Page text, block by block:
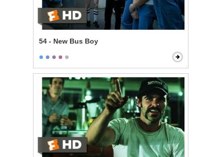
54 - New Bus Boy